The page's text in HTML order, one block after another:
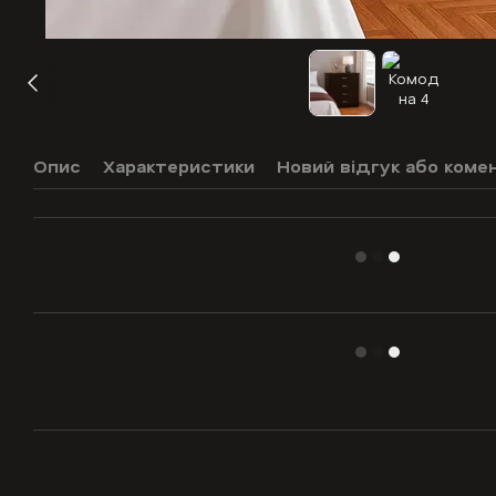
Опис Характеристики Новий відгук або